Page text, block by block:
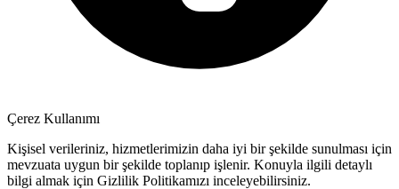
Çerez Kullanımı
Kişisel verileriniz, hizmetlerimizin daha iyi bir şekilde sunulması için
mevzuata uygun bir şekilde toplanıp işlenir. Konuyla ilgili detaylı
bilgi almak için Gizlilik Politikamızı inceleyebilirsiniz.